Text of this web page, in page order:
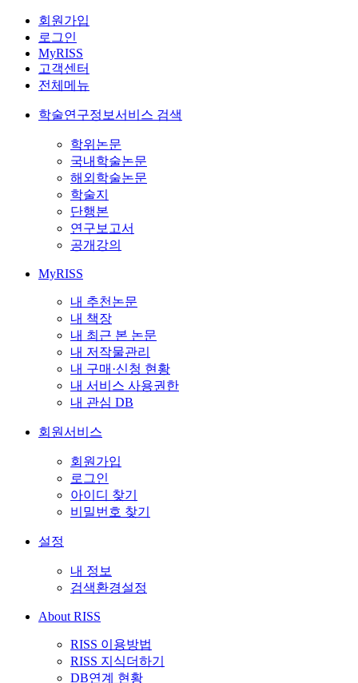
회원가입
로그인
MyRISS
고객센터
전체메뉴
학술연구정보서비스 검색
학위논문
국내학술논문
해외학술논문
학술지
단행본
연구보고서
공개강의
MyRISS
내 추천논문
내 책장
내 최근 본 논문
내 저작물관리
내 구매·신청 현황
내 서비스 사용권한
내 관심 DB
회원서비스
회원가입
로그인
아이디 찾기
비밀번호 찾기
설정
내 정보
검색환경설정
About RISS
RISS 이용방법
RISS 지식더하기
DB연계 현황